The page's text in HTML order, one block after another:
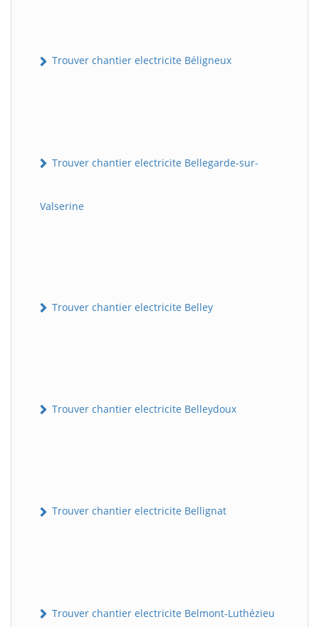
Trouver chantier electricite Béligneux
Trouver chantier electricite Bellegarde-sur-
Valserine
Trouver chantier electricite Belley
Trouver chantier electricite Belleydoux
Trouver chantier electricite Bellignat
Trouver chantier electricite Belmont-Luthézieu